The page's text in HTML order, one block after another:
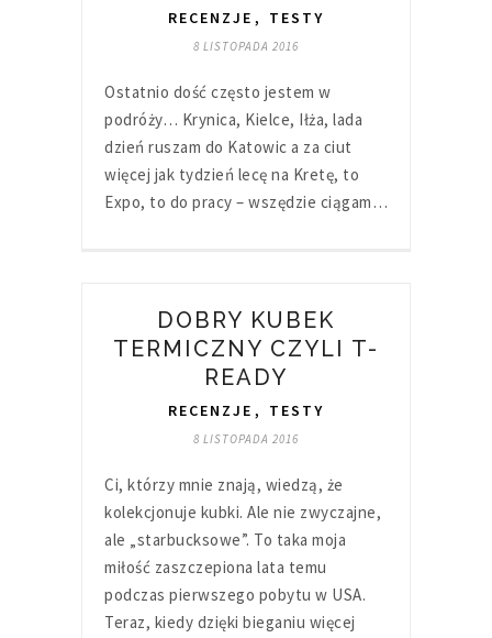
RECENZJE , TESTY
8 LISTOPADA 2016
Ostatnio dość często jestem w
podróży… Krynica, Kielce, Iłża, lada
dzień ruszam do Katowic a za ciut
więcej jak tydzień lecę na Kretę, to
Expo, to do pracy – wszędzie ciągam…
DOBRY KUBEK
TERMICZNY CZYLI T-
READY
RECENZJE , TESTY
8 LISTOPADA 2016
Ci, którzy mnie znają, wiedzą, że
kolekcjonuje kubki. Ale nie zwyczajne,
ale „starbucksowe”. To taka moja
miłość zaszczepiona lata temu
podczas pierwszego pobytu w USA.
Teraz, kiedy dzięki bieganiu więcej